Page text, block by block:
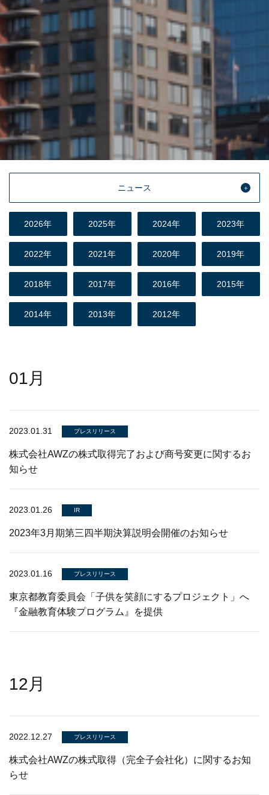
ニュース
01月
2026年 2025年 2024年 2023年
2022年 2021年 2020年 2019年
2018年 2017年 2016年 2015年
2014年 2013年 2012年
2023.01.31 プレスリリース
株式会社AWZの株式取得完了および商号変更に関するお
知らせ
2023.01.26 IR
2023年3月期第三四半期決算説明会開催のお知らせ
2023.01.16 プレスリリース
東京都教育委員会「子供を笑顔にするプロジェクト」へ
『金融教育体験プログラム』を提供
12月
2022.12.27 プレスリリース
株式会社AWZの株式取得（完全子会社化）に関するお知
らせ